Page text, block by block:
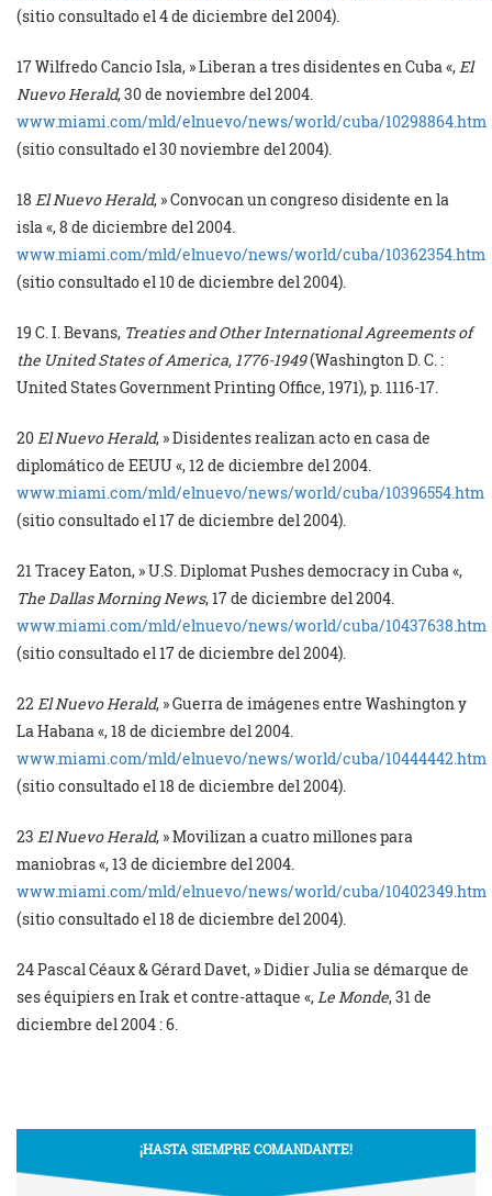
(sitio consultado el 4 de diciembre del 2004).
17Wilfredo Cancio Isla, » Liberan a tres disidentes en Cuba «,El
Nuevo Herald, 30 de noviembre del 2004.
www.miami.com/mld/elnuevo/news/world/cuba/10298864.htm
(sitio consultado el 30 noviembre del 2004).
18 El Nuevo Herald, » Convocan un congreso disidente en la
isla «, 8 de diciembre del 2004.
www.miami.com/mld/elnuevo/news/world/cuba/10362354.htm
(sitio consultado el 10 de diciembre del 2004).
19 C. I. Bevans, Treaties and Other International Agreements of
the United States of America, 1776-1949(Washington D. C. :
United States Government Printing Office, 1971), p. 1116-17.
20El Nuevo Herald, » Disidentes realizan acto en casa de
diplomático de EEUU «, 12 de diciembre del 2004.
www.miami.com/mld/elnuevo/news/world/cuba/10396554.htm
(sitio consultado el 17 de diciembre del 2004).
21Tracey Eaton, » U.S. Diplomat Pushes democracy in Cuba «,
The Dallas Morning News, 17 de diciembre del 2004.
www.miami.com/mld/elnuevo/news/world/cuba/10437638.htm
(sitio consultado el 17 de diciembre del 2004).
22 El Nuevo Herald, » Guerra de imágenes entre Washington y
La Habana «, 18 de diciembre del 2004.
www.miami.com/mld/elnuevo/news/world/cuba/10444442.htm
(sitio consultado el 18 de diciembre del 2004).
23 El Nuevo Herald, » Movilizan a cuatro millones para
maniobras «, 13 de diciembre del 2004.
www.miami.com/mld/elnuevo/news/world/cuba/10402349.htm
(sitio consultado el 18 de diciembre del 2004).
24Pascal Céaux & Gérard Davet, » Didier Julia se démarque de
ses équipiers en Irak et contre-attaque «,Le Monde, 31 de
diciembre del 2004 : 6.
¡HASTA SIEMPRE COMANDANTE!